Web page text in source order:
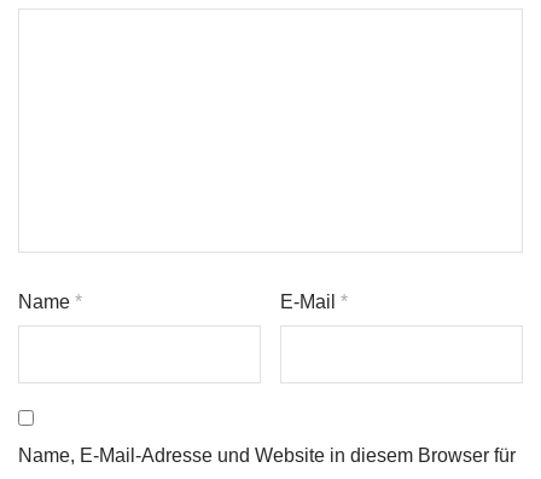
Name * E-Mail*
Name, E-Mail-Adresse und Website in diesem Browser für